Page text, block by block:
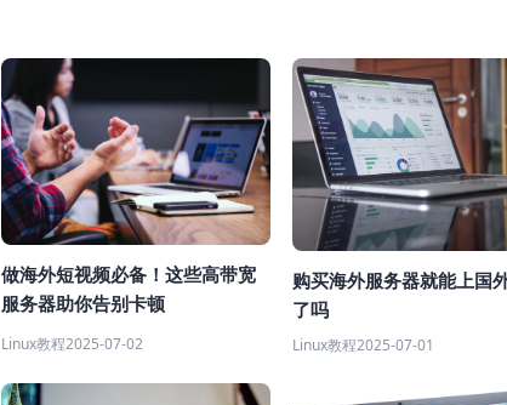
做海外短视频必备！这些高带宽
服务器助你告别卡顿
Linux教程2025-07-02
购买海外服务器就能上国
了吗
Linux教程2025-07-01